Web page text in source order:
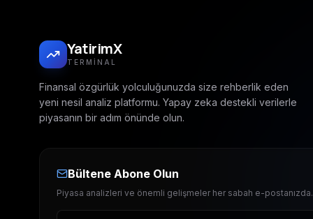
YatirimX
TERMINAL
Finansal özgürlük yolculuğunuzda size rehberlik eden
yeni nesil analiz platformu. Yapay zeka destekli verilerle
piyasanın bir adım önünde olun.
Bültene Abone Olun
Piyasa analizleri ve önemli gelişmeler her sabah e-postanızda.